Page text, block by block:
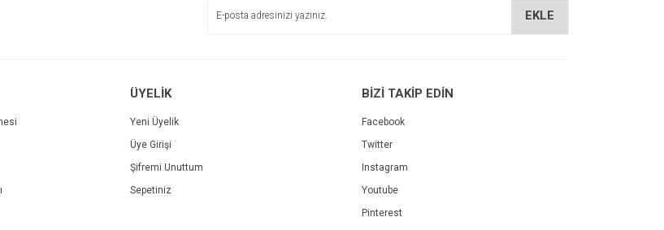
EKLE
ÜYELİK
Yeni Üyelik
Üye Girişi
Şifremi Unuttum
Sepetiniz
BİZİ TAKİP EDİN
Facebook
Twitter
Instagram
Youtube
Pinterest